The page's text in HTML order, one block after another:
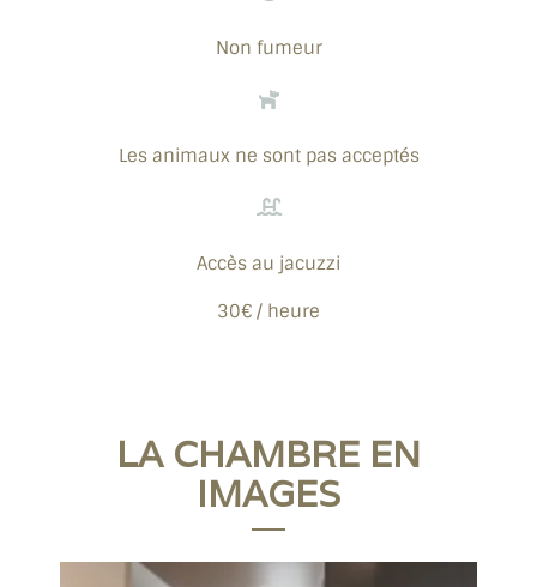
Non fumeur
Les animaux ne sont pas acceptés
Accès au jacuzzi
30€ / heure
LA CHAMBRE EN
IMAGES